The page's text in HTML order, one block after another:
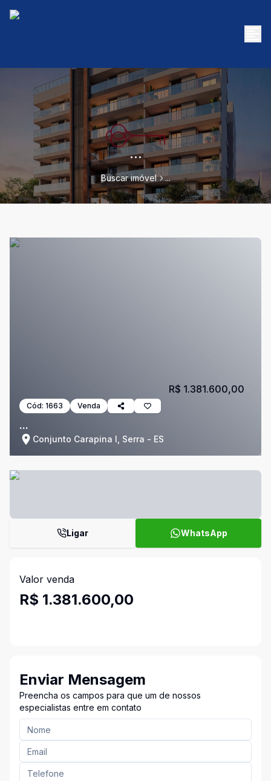
...
Buscar imóvel ...
Cód: 1663 Venda
...
Conjunto Carapina I, Serra - ES
R$ 1.381.600,00
Ligar WhatsApp
Valor venda
R$ 1.381.600,00
Enviar Mensagem
Preencha os campos para que um de nossos
especialistas entre em contato